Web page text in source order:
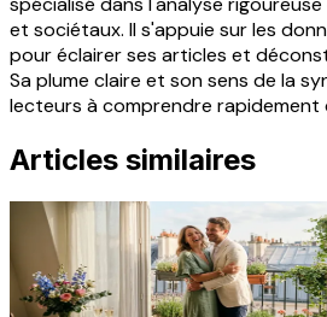
et sociétaux. Il s'appuie sur les
pour éclairer ses articles et
Sa plume claire et son sens de la
lecteurs à comprendre rapidement
Articles similaires